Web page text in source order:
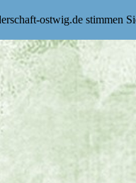
ostwig.de stimmen